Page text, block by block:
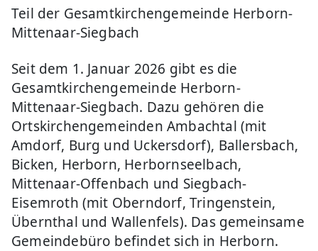
Teil der Gesamtkirchengemeinde Herborn-
Mittenaar-Siegbach
Seit dem 1. Januar 2026 gibt es die
Gesamtkirchengemeinde Herborn-
Mittenaar-Siegbach. Dazu gehören die
Ortskirchengemeinden Ambachtal (mit
Amdorf, Burg und Uckersdorf), Ballersbach,
Bicken, Herborn, Herbornseelbach,
Mittenaar-Offenbach und Siegbach-
Eisemroth (mit Oberndorf, Tringenstein,
Übernthal und Wallenfels). Das gemeinsame
Gemeindebüro befindet sich in Herborn.